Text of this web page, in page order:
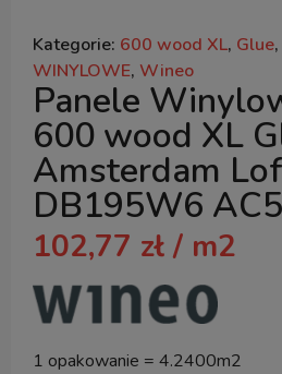
Kategorie: 600 wood XL, Glue,
WINYLOWE, Wineo
Panele
600 wood XL
Amsterdam
DB195W6
102,77 zł / m2
1 opakowanie = 4.2400m2